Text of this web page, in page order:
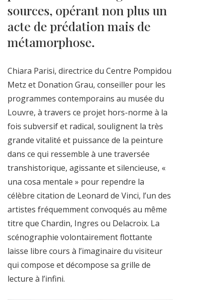
sources, opérant non plus un
acte de prédation mais de
métamorphose.
Chiara Parisi, directrice du Centre Pompidou
Metz et Donation Grau, conseiller pour les
programmes contemporains au musée du
Louvre, à travers ce projet hors-norme à la
fois subversif et radical, soulignent la très
grande vitalité et puissance de la peinture
dans ce qui ressemble à une traversée
transhistorique, agissante et silencieuse, «
una cosa mentale » pour rependre la
célèbre citation de Leonard de Vinci, l’un des
artistes fréquemment convoqués au même
titre que Chardin, Ingres ou Delacroix. La
scénographie volontairement flottante
laisse libre cours à l’imaginaire du visiteur
qui compose et décompose sa grille de
lecture à l’infini.